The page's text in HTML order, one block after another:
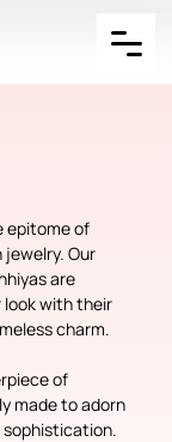
epitome of
Our
are
look with their
charm.
of
made to adorn